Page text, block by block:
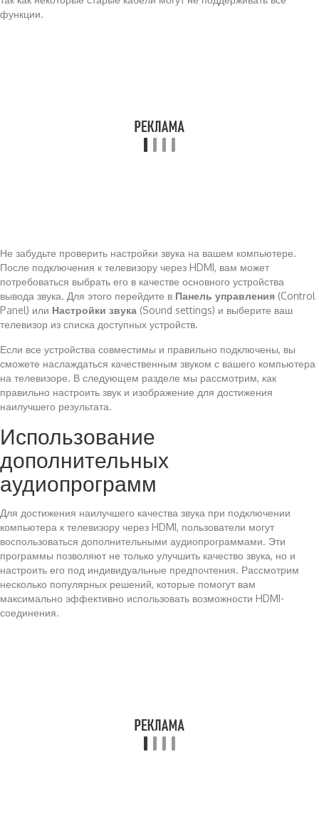
функции.
Не забудьте проверить настройки звука на вашем компьютере.
После подключения к телевизору через HDMI, вам может
потребоваться выбрать его в качестве основного устройства
вывода звука. Для этого перейдите в Панель управления (Control
Panel) или Настройки звука (Sound settings) и выберите ваш
телевизор из списка доступных устройств.
Если все устройства совместимы и правильно подключены, вы
сможете наслаждаться качественным звуком с вашего компьютера
на телевизоре. В следующем разделе мы рассмотрим, как
правильно настроить звук и изображение для достижения
наилучшего результата.
Использование
дополнительных
аудиопрограмм
Для достижения наилучшего качества звука при подключении
компьютера к телевизору через HDMI, пользователи могут
воспользоваться дополнительными аудиопрограммами. Эти
программы позволяют не только улучшить качество звука, но и
настроить его под индивидуальные предпочтения. Рассмотрим
несколько популярных решений, которые помогут вам
максимально эффективно использовать возможности HDMI-
соединения.